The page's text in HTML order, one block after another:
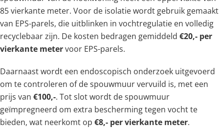
85 vierkante meter. Voor de isolatie wordt gebruik gemaakt
van EPS-parels, die uitblinken in vochtregulatie en volledig
recyclebaar zijn. De kosten bedragen gemiddeld €20,- per
vierkante metervoor EPS-parels.
Daarnaast wordt een endoscopisch onderzoek uitgevoerd
om te controleren of de spouwmuur vervuild is, met een
prijs van €100,-. Tot slot wordt de spouwmuur
geïmpregneerd om extra bescherming tegen vocht te
bieden, wat neerkomt op €8,- per vierkante meter.